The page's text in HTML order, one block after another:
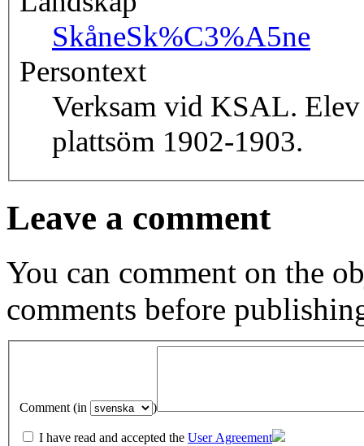
SkåneSk%C3%A5ne
Persontext
Verksam vid KSAL.
plattsöm 1902-1903.
Leave a comment
You can comment on the
comments before
Comment (in )
I have read and accepted the User Agreement